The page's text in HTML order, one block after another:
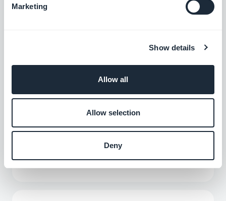
Marketing
Show details
Allow all
Allow selection
Deny
Meta Titolo e Meta Descrizione
Schema.org
Ottimizzate i risultati di ricerca con i dati
strutturati per la vostra PWA.